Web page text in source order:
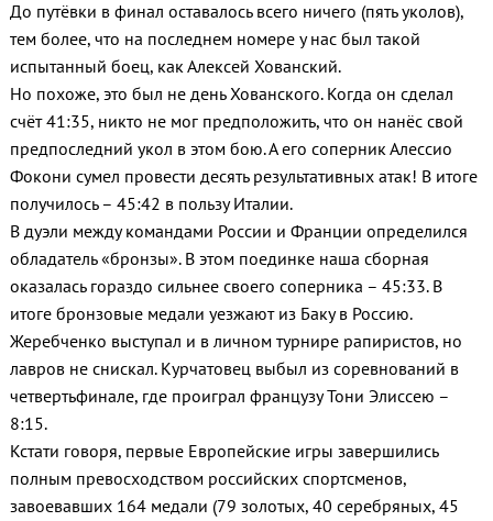
До путёвки в финал оставалось всего ничего (пять уколов),
тем более, что на последнем номере у нас был такой
испытанный боец, как Алексей Хованский.
Но похоже, это был не день Хованского. Когда он сделал
счёт 41:35, никто не мог предположить, что он нанёс свой
предпоследний укол в этом бою. А его соперник Алессио
Фокони сумел провести десять результативных атак! В итоге
получилось – 45:42 в пользу Италии.
В дуэли между командами России и Франции определился
обладатель «бронзы». В этом поединке наша сборная
оказалась гораздо сильнее своего соперника – 45:33. В
итоге бронзовые медали уезжают из Баку в Россию.
Жеребченко выступал и в личном турнире рапиристов, но
лавров не снискал. Курчатовец выбыл из соревнований в
четвертьфинале, где проиграл французу Тони Элиссею –
8:15.
Кстати говоря, первые Европейские игры завершились
полным превосходством российских спортсменов,
завоевавших 164 медали (79 золотых, 40 серебряных, 45